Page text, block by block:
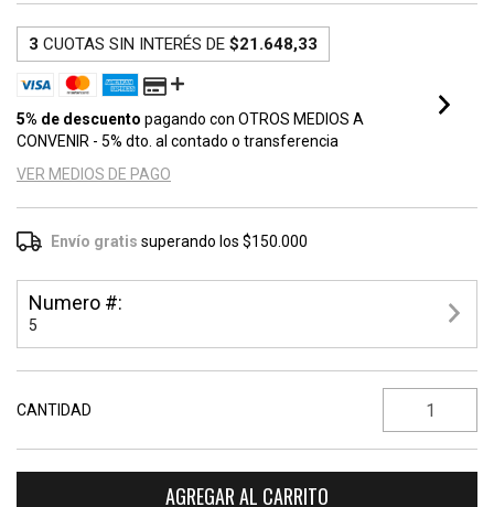
3 CUOTAS SIN INTERÉS DE $21.648,33
5% de descuento pagando con OTROS MEDIOS A
CONVENIR - 5% dto. al contado o transferencia
VER MEDIOS DE PAGO
Envío gratis superando los$150.000
Numero #:
5
CANTIDAD